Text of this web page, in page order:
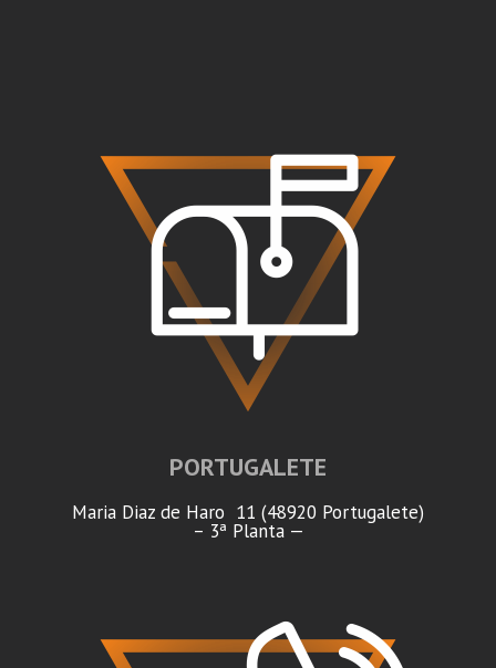
PORTUGALETE
Maria Diaz de Haro 11 (48920 Portugalete)
– 3ª Planta —